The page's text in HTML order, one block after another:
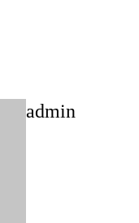
admin